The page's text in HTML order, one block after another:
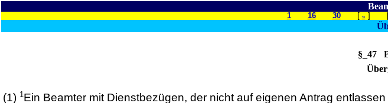
1 16 30[ « ]
§_47
(1) 1Ein Beamter mit Dienstbezügen, der nicht auf eigenen Antrag